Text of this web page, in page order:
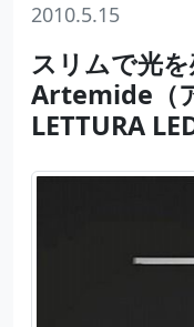
2010.5.15
スリムで光を
Artemide（
LETTURA